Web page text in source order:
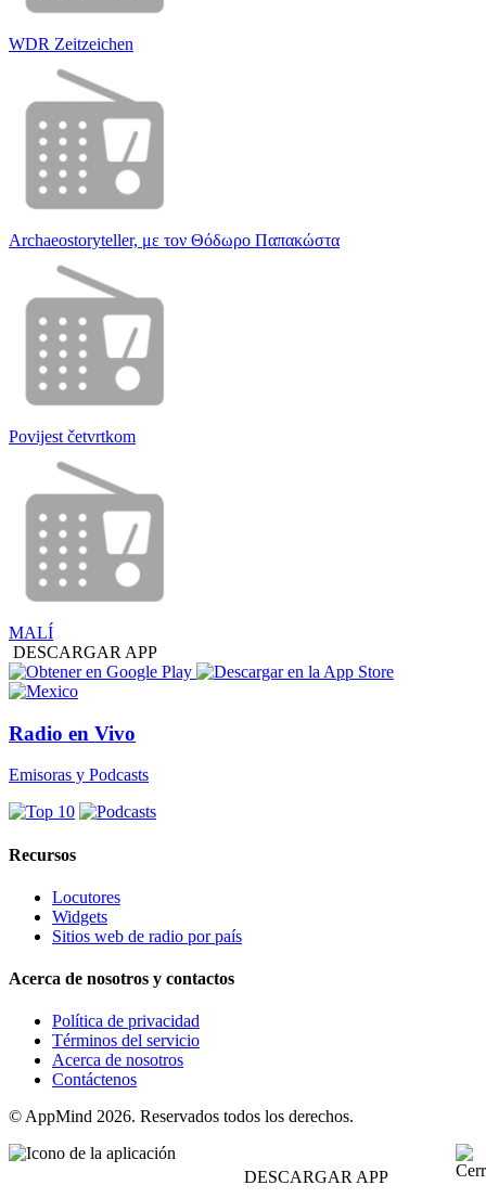
WDR Zeitzeichen
Archaeostoryteller, με τον Θόδωρο Παπακώστα
Povijest četvrtkom
MALÍ
DESCARGAR APP
Radio en Vivo
Emisoras y Podcasts
Recursos
Locutores
Widgets
Sitios web de radio por país
Acerca de nosotros y contactos
Política de privacidad
Términos del servicio
Acerca de nosotros
Contáctenos
© AppMind 2026. Reservados todos los derechos.
DESCARGAR APP